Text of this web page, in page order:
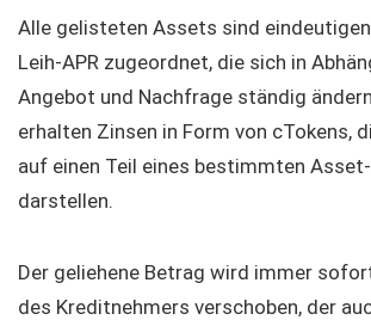
Alle gelisteten Assets sind
Leih-APR zugeordnet, die sich in
Angebot und Nachfrage ständig
erhalten Zinsen in Form von cTokens,
auf einen Teil eines bestimmten
darstellen.
Der geliehene Betrag wird immer
des Kreditnehmers verschoben, der